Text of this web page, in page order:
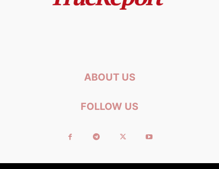
ABOUT US
FOLLOW US